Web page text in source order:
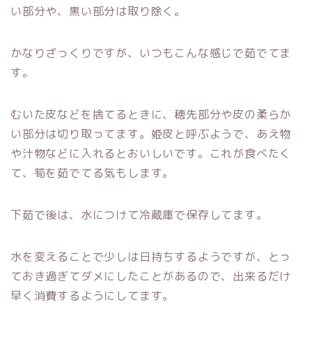
い部分や、黒い部分は取り除く。
かなりざっくりですが、いつもこんな感じで茹でてま
す。
むいた皮などを捨てるときに、穂先部分や皮の柔らか
い部分は切り取ってます。姫皮と呼ぶようで、あえ物
や汁物などに入れるとおいしいです。これが食べたく
て、筍を茹でてる気もします。
下茹で後は、水につけて冷蔵庫で保存してます。
水を変えることで少しは日持ちするようですが、とっ
ておき過ぎてダメにしたことがあるので、出来るだけ
早く消費するようにしてます。